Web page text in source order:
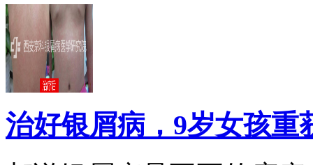
治好银屑病，9岁女孩重